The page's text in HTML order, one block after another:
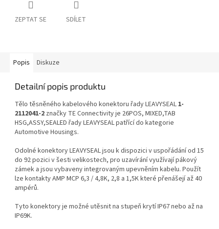
ZEPTAT SE SDÍLET
Popis Diskuze
Detailní popis produktu
Tělo těsněného kabelového konektoru řady LEAVYSEAL 1-
2112041-2 značky TE Connectivity je 26POS, MIXED,TAB
HSG,ASSY,SEALED řady LEAVYSEAL patřící do kategorie
Automotive Housings.
Odolné konektory LEAVYSEAL jsou k dispozici v uspořádání od 15
do 92 pozici v šesti velikostech, pro uzavírání využívají pákový
zámek a jsou vybaveny integrovaným upevněním kabelu. Použít
lze kontakty AMP MCP 6,3 / 4,8K, 2,8 a 1,5K které přenášejí až 40
ampérů.
Tyto konektory je možné utěsnit na stupeň krytí IP67 nebo až na
IP69K.